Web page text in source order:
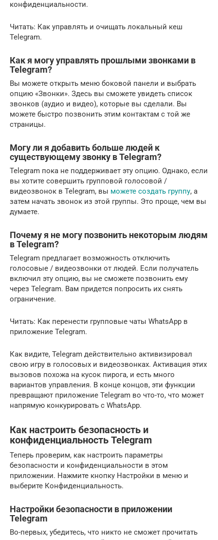
конфиденциальности.
Читать: Как управлять и очищать локальный кеш
Telegram.
Как я могу управлять прошлыми звонками в
Telegram?
Вы можете открыть меню боковой панели и выбрать
опцию «Звонки». Здесь вы сможете увидеть список
звонков (аудио и видео), которые вы сделали. Вы
можете быстро позвонить этим контактам с той же
страницы.
Могу ли я добавить больше людей к
существующему звонку в Telegram?
Telegram пока не поддерживает эту опцию. Однако, если
вы хотите совершить групповой голосовой /
видеозвонок в Telegram, вы можете создать группу, а
затем начать звонок из этой группы. Это проще, чем вы
думаете.
Почему я не могу позвонить некоторым людям
в Telegram?
Telegram предлагает возможность отключить
голосовые / видеозвонки от людей. Если получатель
включил эту опцию, вы не сможете позвонить ему
через Telegram. Вам придется попросить их снять
ограничение.
Читать: Как перенести групповые чаты WhatsApp в
приложение Telegram.
Как видите, Telegram действительно активизировал
свою игру в голосовых и видеозвонках. Активация этих
вызовов похожа на кусок пирога, и есть много
вариантов управления. В конце концов, эти функции
превращают приложение Telegram во что-то, что может
напрямую конкурировать с WhatsApp.
Как настроить безопасность и
конфиденциальность Telegram
Теперь проверим, как настроить параметры
безопасности и конфиденциальности в этом
приложении. Нажмите кнопку Настройки в меню и
выберите Конфиденциальность.
Настройки безопасности в приложении
Telegram
Во-первых, убедитесь, что никто не сможет прочитать